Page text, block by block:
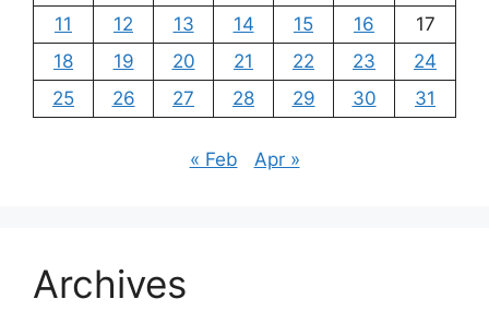
11
12 13 14 15 16
17
18
19 20 21 22 23
24
25
26 27 28 29 30 31
« Feb Apr »
Archives